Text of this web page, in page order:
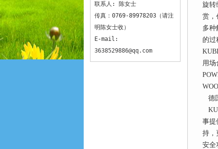
联系人: 陈女士
传真：0769-89978203（请注
明陈女士收）
E-mail:
3638529886@qq.com
旋转
赏，
多种
的过
用场
德
事提
持，
安全